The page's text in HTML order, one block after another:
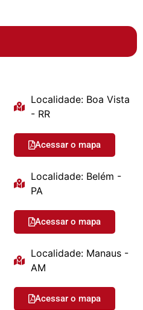
Localidade: Boa Vista
- RR
Acessar o mapa
Localidade: Belém -
PA
Acessar o mapa
Localidade: Manaus -
AM
Acessar o mapa